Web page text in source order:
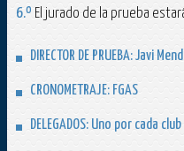
6.º El jurado de la prueba
DIRECTOR DE PRUEBA:Javi
CRONOMETRAJE: FGAS
DELEGADOS: Uno por cada